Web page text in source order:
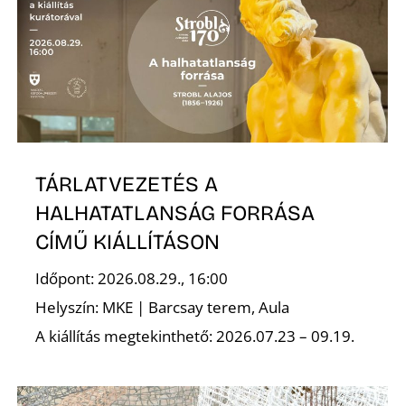
TÁRLATVEZETÉS A
HALHATATLANSÁG FORRÁSA
CÍMŰ KIÁLLÍTÁSON
Időpont: 2026.08.29., 16:00
Helyszín: MKE | Barcsay terem, Aula
A kiállítás megtekinthető: 2026.07.23 – 09.19.